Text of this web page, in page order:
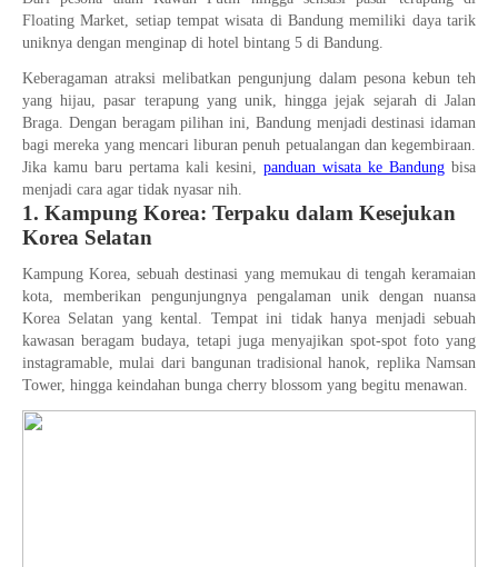
Floating Market, setiap tempat wisata di Bandung memiliki daya tarik
uniknya dengan menginap di hotel bintang 5 di Bandung.
Keberagaman atraksi melibatkan pengunjung dalam pesona kebun teh
yang hijau, pasar terapung yang unik, hingga jejak sejarah di Jalan
Braga. Dengan beragam pilihan ini, Bandung menjadi destinasi idaman
bagi mereka yang mencari liburan penuh petualangan dan kegembiraan.
Jika kamu baru pertama kali kesini, panduan wisata ke Bandung bisa
menjadi cara agar tidak nyasar nih.
1. Kampung Korea: Terpaku dalam Kesejukan
Korea Selatan
Kampung Korea, sebuah destinasi yang memukau di tengah keramaian
kota, memberikan pengunjungnya pengalaman unik dengan nuansa
Korea Selatan yang kental. Tempat ini tidak hanya menjadi sebuah
kawasan beragam budaya, tetapi juga menyajikan spot-spot foto yang
instagramable, mulai dari bangunan tradisional hanok, replika Namsan
Tower, hingga keindahan bunga cherry blossom yang begitu menawan.